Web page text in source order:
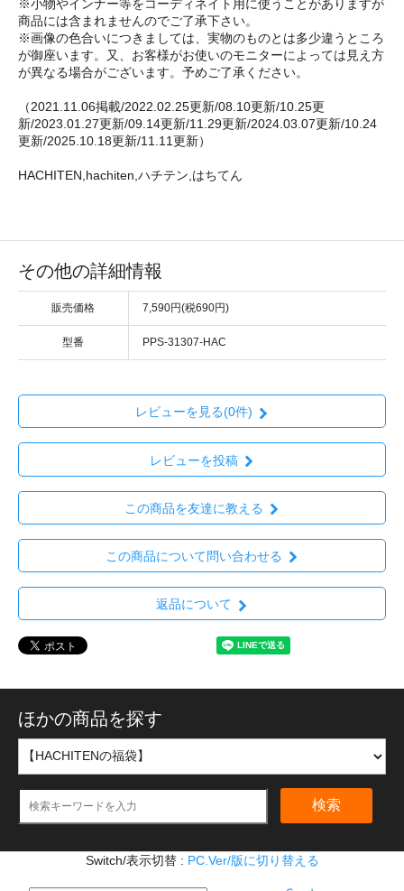
※小物やインナー等をコーディネイト用に使うことがありますが
商品には含まれませんのでご了承下さい。
※画像の色合いにつきましては、実物のものとは多少違うところ
が御座います。又、お客様がお使いのモニターによっては見え方
が異なる場合がございます。予めご了承ください。
（2021.11.06掲載/2022.02.25更新/08.10更新/10.25更
新/2023.01.27更新/09.14更新/11.29更新/2024.03.07更新/10.24
更新/2025.10.18更新/11.11更新）
HACHITEN,hachiten,ハチテン,はちてん
その他の詳細情報
販売価格 7,590円(税690円)
型番 PPS-31307-HAC
レビューを見る(0件)
レビューを投稿
この商品を友達に教える
この商品について問い合わせる
返品について
ほかの商品を探す
検索
Switch/表示切替 : PC.Ver/版に切り替える